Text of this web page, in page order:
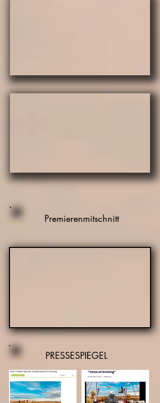
Premierenmitschnitt
PRESSESPIEGEL